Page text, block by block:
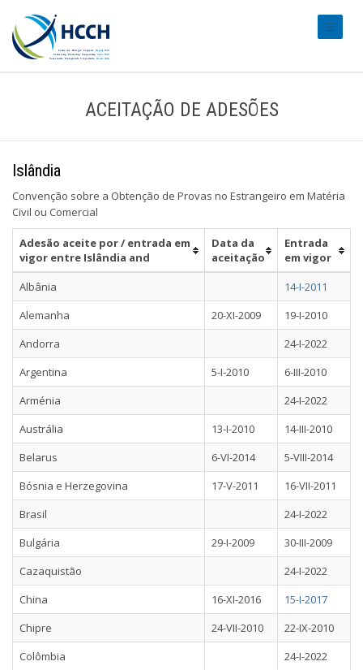
ACEITAÇÃO DE ADESÕES
Islândia
Convenção sobre a Obtenção de Provas no Estrangeiro em Matéria
Civil ou Comercial
Adesão aceite por / entrada em
vigor entre Islândia and
Data da
aceitação
Entrada
em vigor
Albânia
14-I-2011
Alemanha
20-XI-2009
19-I-2010
Andorra
24-I-2022
Argentina
5-I-2010
6-III-2010
Arménia
24-I-2022
Austrália
13-I-2010
14-III-2010
Belarus
6-VI-2014
5-VIII-2014
Bósnia e Herzegovina
17-V-2011
16-VII-2011
Brasil
24-I-2022
Bulgária
29-I-2009
30-III-2009
Cazaquistão
24-I-2022
China
16-XI-2016
15-I-2017
Chipre
24-VII-2010
22-IX-2010
Colômbia
24-I-2022